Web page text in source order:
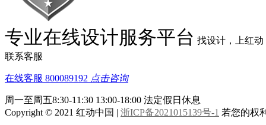
毕业季海报背景图
毕业季的海报
专业在线设计服务平台 找设计，上红动
联系客服
在线客服 800089192 点击咨询
周一至周五8:30-11:30 13:00-18:00 法定假日休息
Copyright © 2021 红动中国 | 浙ICP备2021015139号-1 若您的权